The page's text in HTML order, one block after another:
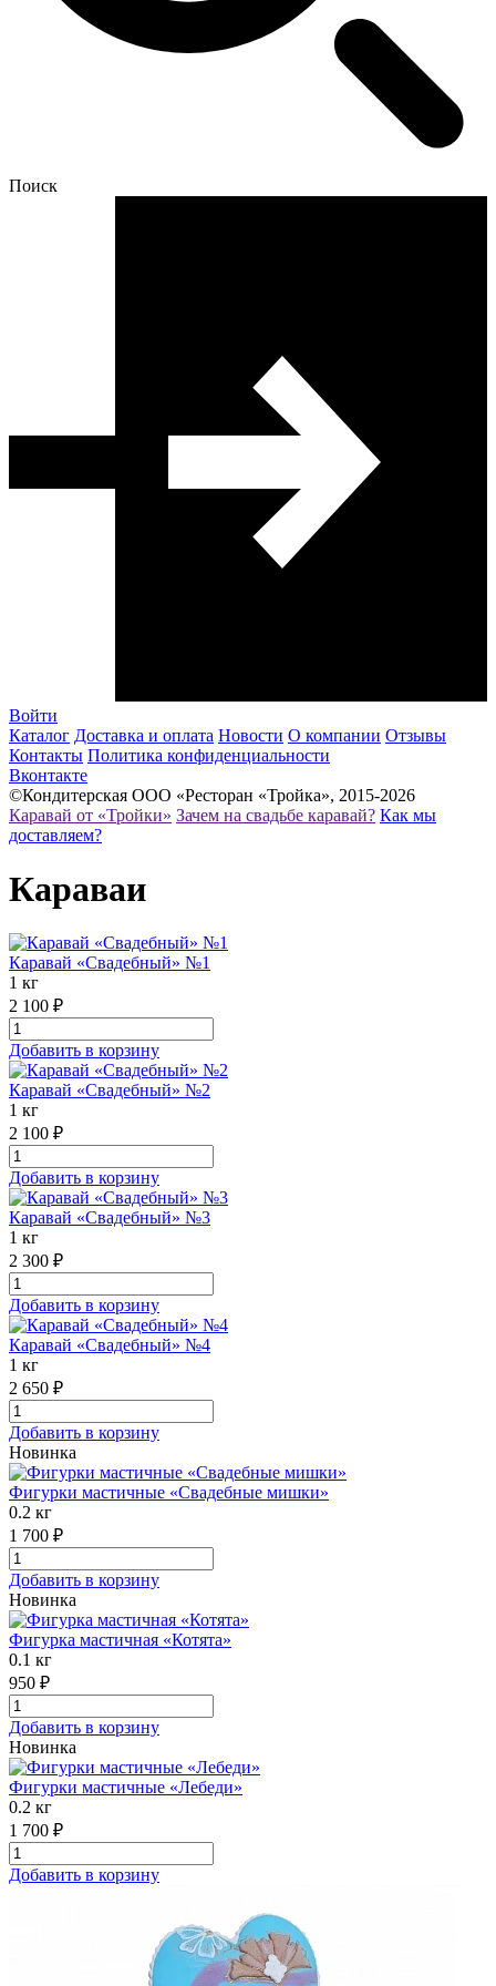
Поиск
Войти
Каталог Доставка и оплата Новости О компании Отзывы
Контакты Политика конфиденциальности
Вконтакте
©Кондитерская ООО «Ресторан «Тройка», 2015-2026
Каравай от «Тройки» Зачем на свадьбе каравай? Как мы
доставляем?
Караваи
Каравай «Свадебный» №1
1 кг
2 100 ₽
Добавить в корзину
Каравай «Свадебный» №2
1 кг
2 100 ₽
Добавить в корзину
Каравай «Свадебный» №3
1 кг
2 300 ₽
Добавить в корзину
Каравай «Свадебный» №4
1 кг
2 650 ₽
Добавить в корзину
Новинка
Фигурки мастичные «Свадебные мишки»
0.2 кг
1 700 ₽
Добавить в корзину
Новинка
Фигурка мастичная «Котята»
0.1 кг
950 ₽
Добавить в корзину
Новинка
Фигурки мастичные «Лебеди»
0.2 кг
1 700 ₽
Добавить в корзину